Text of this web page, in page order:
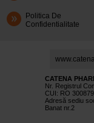
Politica De
Confidentialitate
CATENA
Nr. Registrul
CUI: RO
Adresă sediu
Banat nr.2